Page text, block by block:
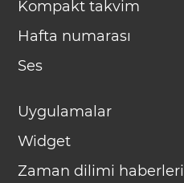
Kompakt takvim
Hafta numarası
Ses
Uygulamalar
Widget
Zaman dilimi haberleri